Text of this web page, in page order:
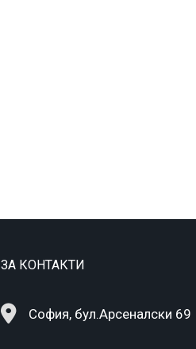
ЗА КОНТАКТИ
София, бул.Арсеналски 69